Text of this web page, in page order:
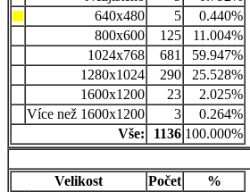
640x480
5
0.440%
800x600
125
11.004%
1024x768
681
59.947%
1280x1024
290
25.528%
1600x1200
23
2.025%
Více než 1600x1200
3
0.264%
Vše:
1136 100.000%
Velikost
Počet
%